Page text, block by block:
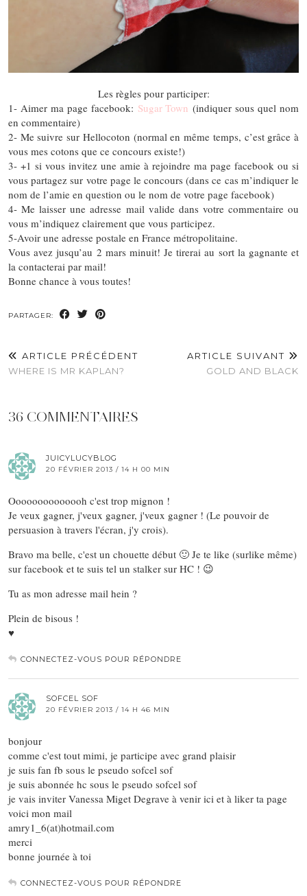
Les règles pour participer:
1- Aimer ma page facebook: Sugar Town (indiquer sous quel nom
en commentaire)
2- Me suivre sur Hellocoton (normal en même temps, c’est grâce à
vous mes cotons que ce concours existe!)
3- +1 si vous invitez une amie à rejoindre ma page facebook ou si
vous partagez sur votre page le concours (dans ce cas m’indiquer le
nom de l’amie en question ou le nom de votre page facebook)
4- Me laisser une adresse mail valide dans votre commentaire ou
vous m’indiquez clairement que vous participez.
5-Avoir une adresse postale en France métropolitaine.
Vous avez jusqu’au 2 mars minuit! Je tirerai au sort la gagnante et
la contacterai par mail!
Bonne chance à vous toutes!
PARTAGER:
ARTICLE PRÉCÉDENT
WHERE IS MR KAPLAN?
ARTICLE SUIVANT
GOLD AND BLACK
36 COMMENTAIRES
JUICYLUCYBLOG
20 FÉVRIER 2013 / 14 H 00 MIN
Oooooooooooooh c'est trop mignon !
Je veux gagner, j'veux gagner, j'veux gagner ! (Le pouvoir de
persuasion à travers l'écran, j'y crois).
Bravo ma belle, c'est un chouette début 🙂 Je te like (surlike même)
sur facebook et te suis tel un stalker sur HC ! 😉
Tu as mon adresse mail hein ?
Plein de bisous !
♥
CONNECTEZ-VOUS POUR RÉPONDRE
SOFCEL SOF
20 FÉVRIER 2013 / 14 H 46 MIN
bonjour
comme c'est tout mimi, je participe avec grand plaisir
je suis fan fb sous le pseudo sofcel sof
je suis abonnée hc sous le pseudo sofcel sof
je vais inviter Vanessa Miget Degrave à venir ici et à liker ta page
voici mon mail
amry1_6(at)hotmail.com
merci
bonne journée à toi
CONNECTEZ-VOUS POUR RÉPONDRE